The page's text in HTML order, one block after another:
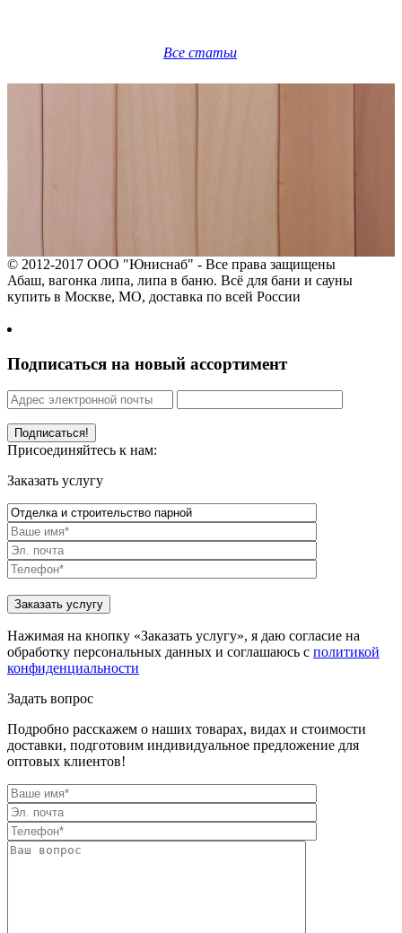
Все статьи
© 2012-2017 ООО "Юниснаб" - Все права защищены
Абаш, вагонка липа, липа в баню. Всё для бани и сауны
купить в Москве, МО, доставка по всей России
Подписаться на новый ассортимент
Присоединяйтесь к нам:
Заказать услугу
Нажимая на кнопку «Заказать услугу», я даю согласие на
обработку персональных данных и соглашаюсь с политикой
конфиденциальности
Задать вопрос
Подробно расскажем о наших товарах, видах и стоимости
доставки, подготовим индивидуальное предложение для
оптовых клиентов!